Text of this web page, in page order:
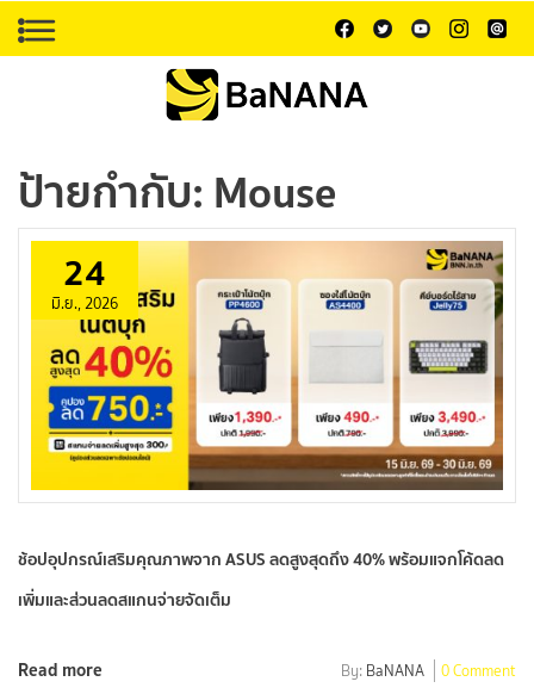
ป้ายกำกับ: Mouse
24
มิ.ย., 2026
ช้อปอุปกรณ์เสริมคุณภาพจาก ASUS ลดสูงสุดถึง 40% พร้อมแจกโค้ดลด
เพิ่มและส่วนลดสแกนจ่ายจัดเต็ม
Read more By: BaNANA 0 Comment